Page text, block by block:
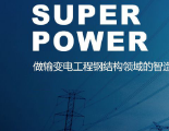
行业新闻： 南方电
设施建设
行业新闻：又一特
行业新闻： 国家电